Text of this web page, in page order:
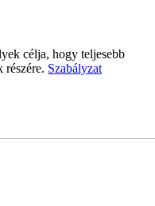
célja, hogy teljesebb
részére. Szabályzat